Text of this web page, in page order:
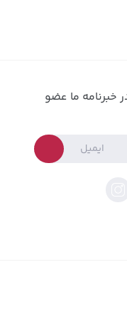
خبرنامه ما عضو